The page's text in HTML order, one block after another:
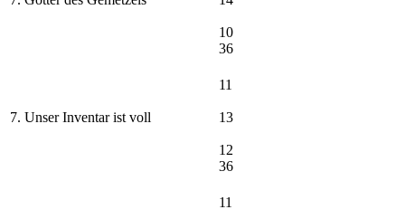
10
36
7. Unser Inventar ist voll
11
13
12
36
11